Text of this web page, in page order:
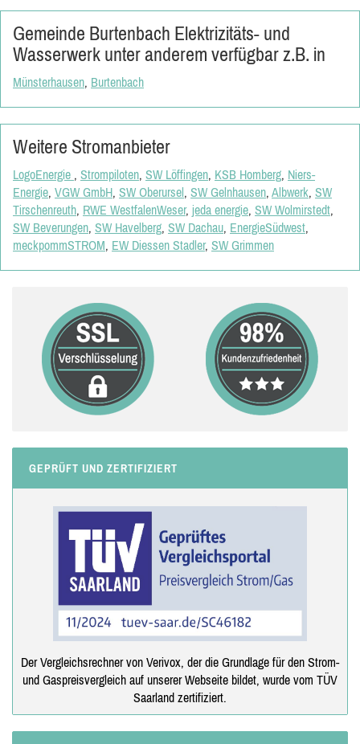
Gemeinde Burtenbach Elektrizitäts- und
Wasserwerk unter anderem verfügbar z.B. in
Münsterhausen, Burtenbach
Weitere Stromanbieter
LogoEnergie , Strompiloten, SW Löffingen, KSB Homberg, Niers-
Energie, VGW GmbH, SW Oberursel, SW Gelnhausen, Albwerk, SW
Tirschenreuth, RWE WestfalenWeser, jeda energie, SW Wolmirstedt,
SW Beverungen, SW Havelberg, SW Dachau, EnergieSüdwest,
meckpommSTROM, EW Diessen Stadler, SW Grimmen
GEPRÜFT UND ZERTIFIZIERT
Der Vergleichsrechner von Verivox, der die Grundlage für den Strom-
und Gaspreisvergleich auf unserer Webseite bildet, wurde vom TÜV
Saarland zertifiziert.